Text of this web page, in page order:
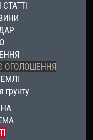
ОГОЛОШЕННЯ
грунту